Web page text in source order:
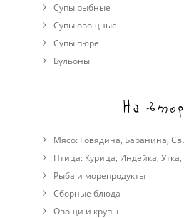
Супы рыбные
Супы овощные
Cупы пюре
Бульоны
На
Мясо: Говядина, Баранина,
Птица: Курица, Индейка, Утка,
Рыба и морепродукты
Сборные блюда
Овощи и крупы